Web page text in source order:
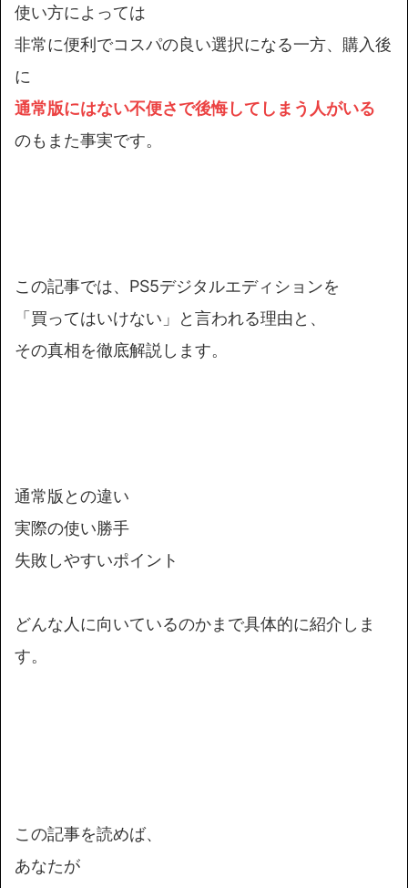
使い方によっては
非常に便利でコスパの良い選択になる一方、購入後
に
通常版にはない不便さで後悔してしまう人がいる
のもまた事実です。
この記事では、PS5デジタルエディションを
「買ってはいけない」と言われる理由と、
その真相を徹底解説します。
通常版との違い
実際の使い勝手
失敗しやすいポイント
どんな人に向いているのかまで具体的に紹介しま
す。
この記事を読めば、
あなたが